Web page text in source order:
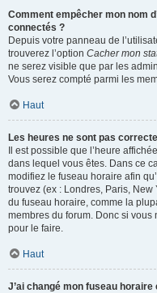
Comment empêcher mon nom
connectés ?
Depuis votre panneau de
trouverez l’option Cacher mon
ne serez visible que par les
Vous serez compté parmi les
Haut
Les heures ne sont pas
Il est possible que l’heure
dans lequel vous êtes. Dans ce
modifiez le fuseau horaire afin
trouvez (ex : Londres, Paris, New
du fuseau horaire, comme la
membres du forum. Donc si vous
pour le faire.
Haut
J’ai changé mon fuseau